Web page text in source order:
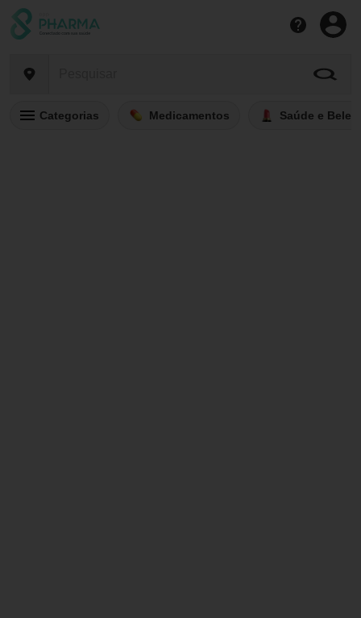
Categorias Medicamentos Saúde e